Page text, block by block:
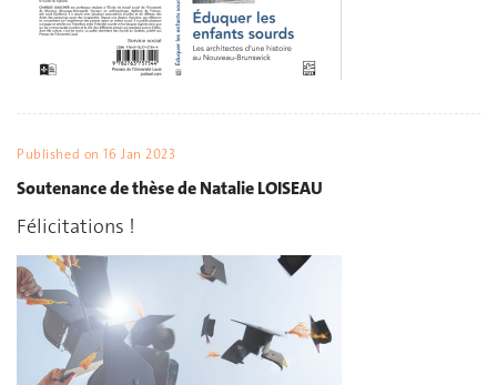
Published on16 Jan 2023
Soutenance de thèse de Natalie LOISEAU
Félicitations !